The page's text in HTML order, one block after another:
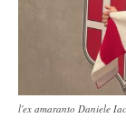
l'ex amaranto Daniele